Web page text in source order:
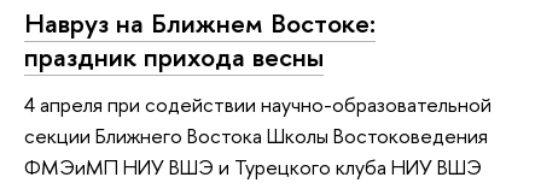
Навруз на Ближнем Востоке:
праздник прихода весны
4 апреля при содействии научно-образовательной
секции Ближнего Востока Школы Востоковедения
ФМЭиМП НИУ ВШЭ и Турецкого клуба НИУ ВШЭ